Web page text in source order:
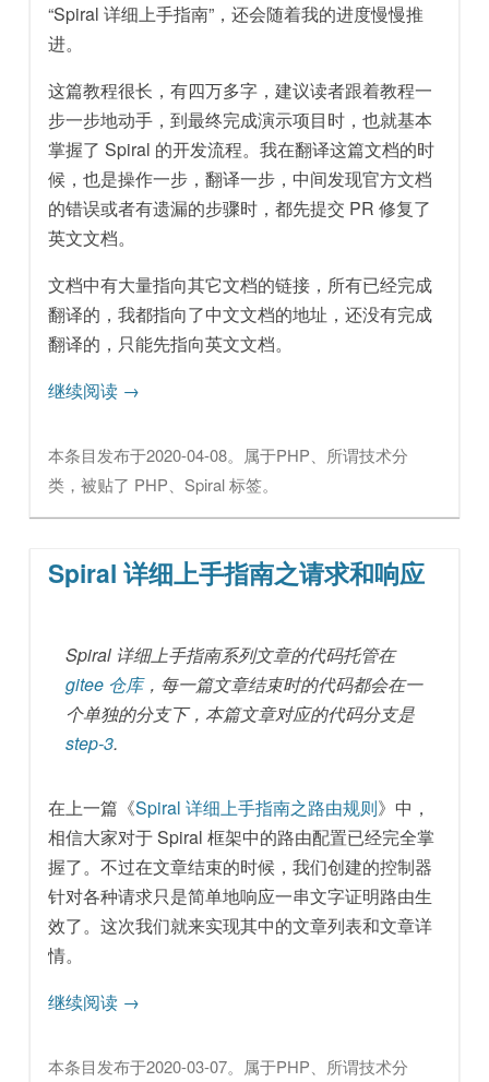
“Spiral 详细上手指南”，还会随着我的进度慢慢推
进。
这篇教程很长，有四万多字，建议读者跟着教程一
步一步地动手，到最终完成演示项目时，也就基本
掌握了 Spiral 的开发流程。我在翻译这篇文档的时
候，也是操作一步，翻译一步，中间发现官方文档
的错误或者有遗漏的步骤时，都先提交 PR 修复了
英文文档。
文档中有大量指向其它文档的链接，所有已经完成
翻译的，我都指向了中文文档的地址，还没有完成
翻译的，只能先指向英文文档。
继续阅读 →
本条目发布于2020-04-08。属于PHP、 所谓技术分
类，被贴了 PHP、Spiral标签。
Spiral 详细上手指南之请求和响应
Spiral 详细上手指南系列文章的代码托管在
gitee 仓库，每一篇文章结束时的代码都会在一
个单独的分支下，本篇文章对应的代码分支是
step-3.
在上一篇《Spiral 详细上手指南之路由规则》中，
相信大家对于 Spiral 框架中的路由配置已经完全掌
握了。不过在文章结束的时候，我们创建的控制器
针对各种请求只是简单地响应一串文字证明路由生
效了。这次我们就来实现其中的文章列表和文章详
情。
继续阅读 →
本条目发布于2020-03-07。属于PHP 所谓技术分